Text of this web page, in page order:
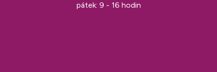
pátek: 9 - 16 hodin